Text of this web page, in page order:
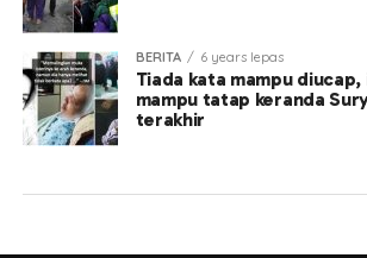
BERITA 6 years lepas
Tiada kata mampu diucap,
mampu tatap keranda
terakhir